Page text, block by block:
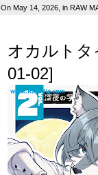
On May 14, 2026, in RAW
オカルトタ
01-02]